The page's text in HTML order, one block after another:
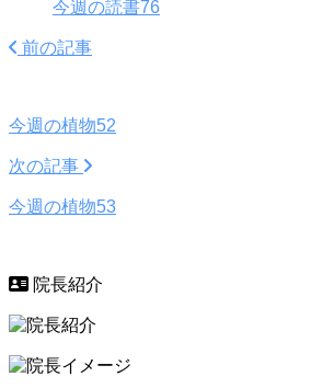
今週の読書76
前の記事
今週の植物52
次の記事
今週の植物53
院長紹介